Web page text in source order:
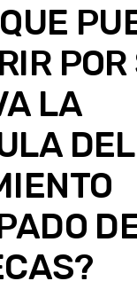
POR
LA
DEL